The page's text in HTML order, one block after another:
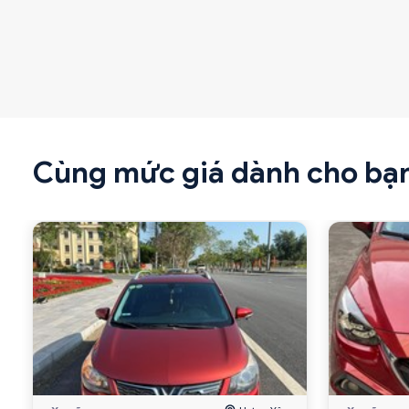
Cùng mức giá dành cho